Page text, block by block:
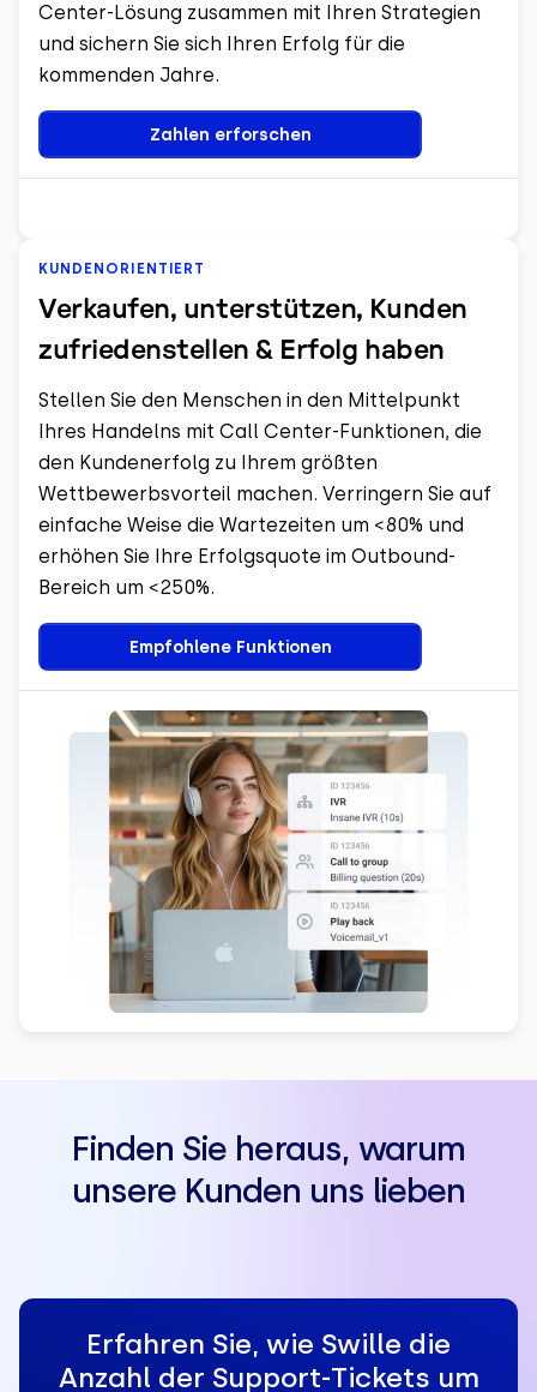
Center-Lösung zusammen mit Ihren Strategien
und sichern Sie sich Ihren Erfolg für die
kommenden Jahre.
Zahlen erforschen
KUNDENORIENTIERT
Verkaufen, unterstützen, Kunden
zufriedenstellen & Erfolg haben
Stellen Sie den Menschen in den Mittelpunkt
Ihres Handelns mit Call Center-Funktionen, die
den Kundenerfolg zu Ihrem größten
Wettbewerbsvorteil machen. Verringern Sie auf
einfache Weise die Wartezeiten um <80% und
erhöhen Sie Ihre Erfolgsquote im Outbound-
Bereich um <250%.
Empfohlene Funktionen
Finden Sie heraus, warum
unsere Kunden uns lieben
Erfahren Sie, wie Swille die
Anzahl der Support-Tickets um